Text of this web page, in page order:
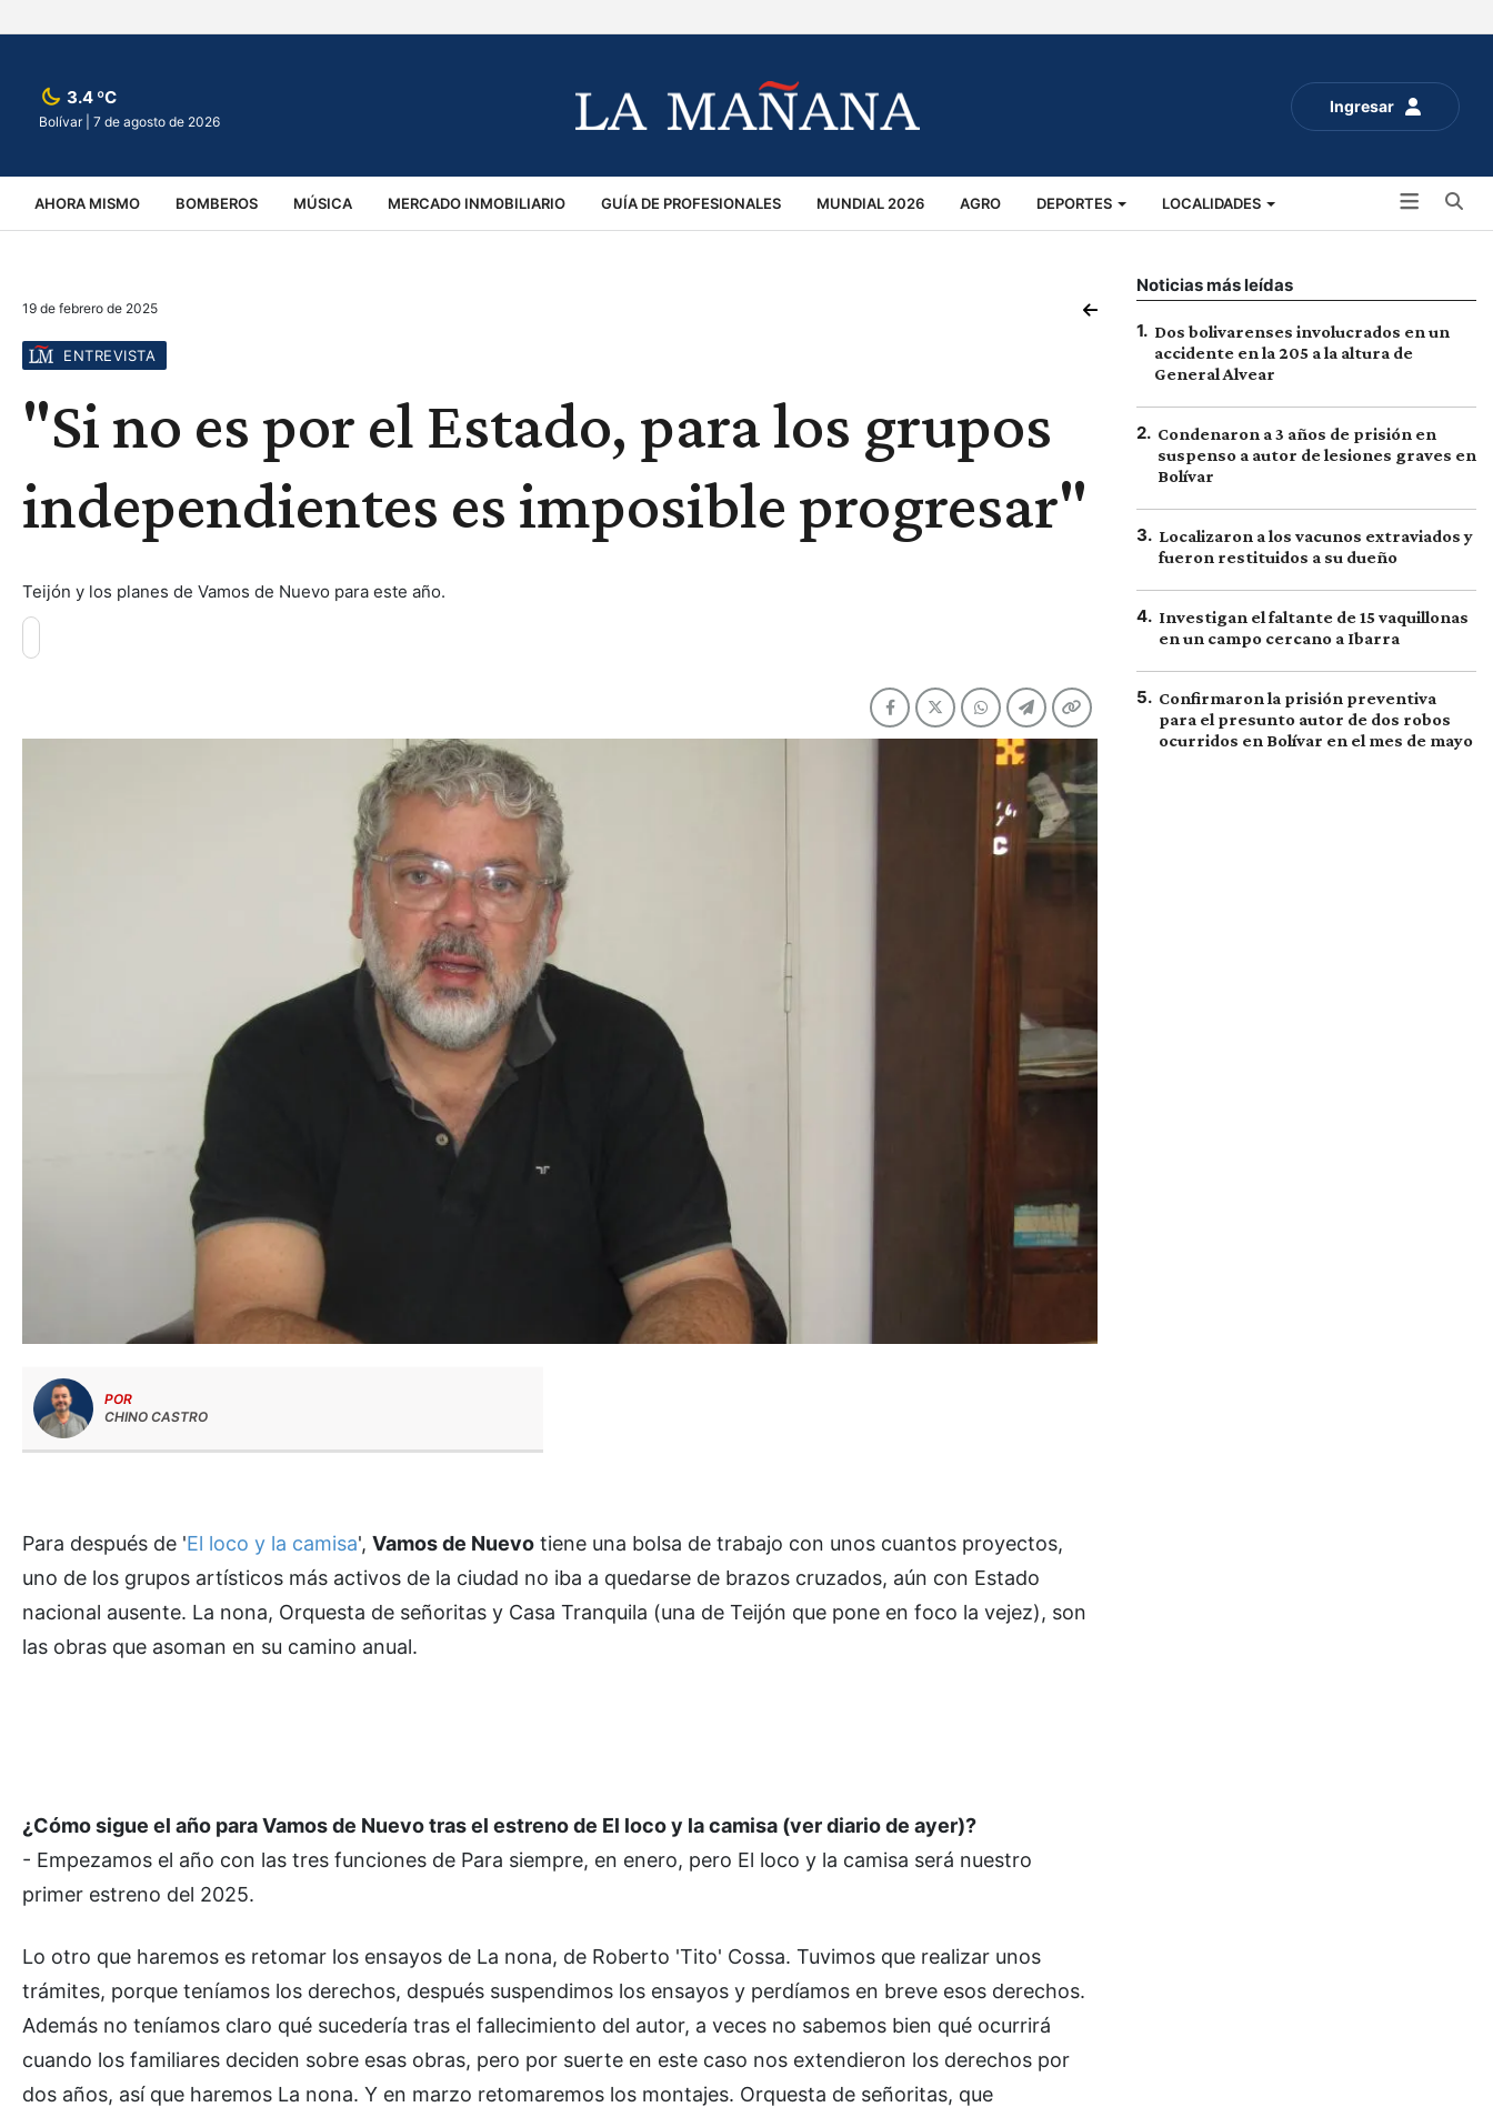
Ingresar
3.4 ºC
Bolívar | 7 de agosto de 2026
AHORA MISMO BOMBEROS MÚSICA MERCADO INMOBILIARIO GUÍA DE PROFESIONALES MUNDIAL 2026 AGRO DEPORTES LOCALIDADES
VIRALES ACCIDENTES
19 de febrero de 2025
ENTREVISTA
"Si no es por el Estado, para los grupos
independientes es imposible progresar"
Teijón y los planes de Vamos de Nuevo para este año.
POR
CHINO CASTRO
Para después de 'El loco y la camisa', Vamos de Nuevo tiene una bolsa de trabajo con unos cuantos proyectos,
uno de los grupos artísticos más activos de la ciudad no iba a quedarse de brazos cruzados, aún con Estado
nacional ausente. La nona, Orquesta de señoritas y Casa Tranquila (una de Teijón que pone en foco la vejez), son
las obras que asoman en su camino anual.
¿Cómo sigue el año para Vamos de Nuevo tras el estreno de El loco y la camisa (ver diario de ayer)?
- Empezamos el año con las tres funciones de Para siempre, en enero, pero El loco y la camisa será nuestro
primer estreno del 2025.
Lo otro que haremos es retomar los ensayos de La nona, de Roberto 'Tito' Cossa. Tuvimos que realizar unos
trámites, porque teníamos los derechos, después suspendimos los ensayos y perdíamos en breve esos derechos.
Además no teníamos claro qué sucedería tras el fallecimiento del autor, a veces no sabemos bien qué ocurrirá
cuando los familiares deciden sobre esas obras, pero por suerte en este caso nos extendieron los derechos por
dos años, así que haremos La nona. Y en marzo retomaremos los montajes. Orquesta de señoritas, que
Noticias más leídas
1. Dos bolivarenses involucrados en un
accidente en la 205 a la altura de
General Alvear
2. Condenaron a 3 años de prisión en
suspenso a autor de lesiones graves en
Bolívar
3. Localizaron a los vacunos extraviados y
fueron restituidos a su dueño
4. Investigan el faltante de 15 vaquillonas
en un campo cercano a Ibarra
5. Confirmaron la prisión preventiva
para el presunto autor de dos robos
ocurridos en Bolívar en el mes de mayo